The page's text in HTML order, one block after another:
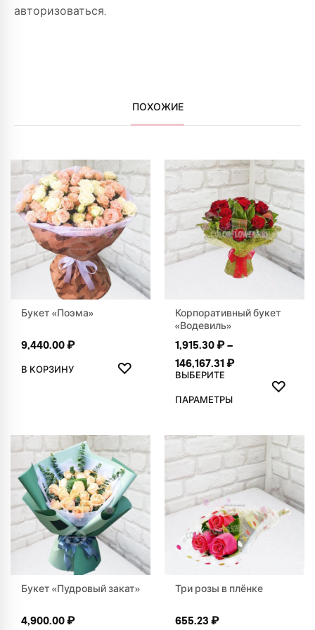
авторизоваться.
ПОХОЖИЕ
Букет «Поэма»
9,440.00₽
В КОРЗИНУ ♡
ДОБАВИТЬ В ИЗБРАННОЕ
Корпоративный букет
«Водевиль»
1,915.30₽–
146,167.31₽Диапазон цен:
ВЫБЕРИТЕ
ПАРАМЕТРЫ
Этот товар имеет ♡
Букет «Пудровый закат»
4,900.00₽
Три розы в плёнке
655.23₽